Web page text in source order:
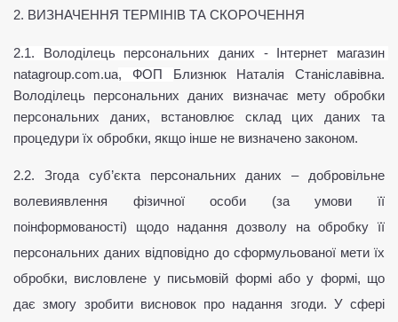
2. ВИЗНАЧЕННЯ ТЕРМІНІВ ТА СКОРОЧЕННЯ
2
natagroup.com.ua, ФОП
Близнюк Наталія Станіславівна.
Володілець персональних даних визначає мету обробки
персональних даних, встановлює склад цих даних та
процедури їх обробки, якщо інше не визначено законом.
2.2. Згода суб’єкта персональних даних – добровільне
волевиявлення фізичної особи (за умови її
поінформованості) щодо надання дозволу на обробку її
персональних даних відповідно до сформульованої мети їх
обробки, висловлене у письмовій формі або у формі, що
дає змогу зробити висновок про надання згоди. У сфері